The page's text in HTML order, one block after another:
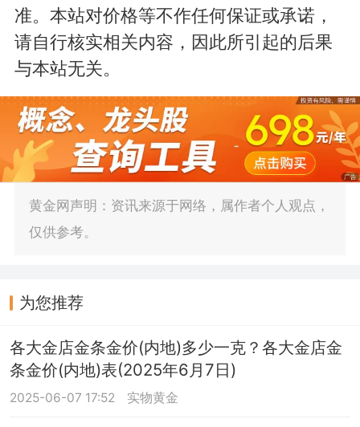
准。本站对价格等不作任何保证或承诺，
请自行核实相关内容，因此所引起的后果
与本站无关。
黄金网声明：资讯来源于网络，属作者个人观点，
仅供参考。
为您推荐
各大金店金条金价(内地)多少一克？各大金店金
条金价(内地)表(2025年6月7日)
2025-06-07 17:52 实物黄金